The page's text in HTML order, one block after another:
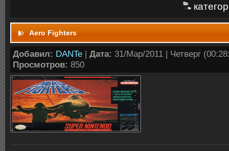
Aero Fighters
Добавил: DANTe | Дата: 31/Мар/2011 | Четверг
Просмотров: 850